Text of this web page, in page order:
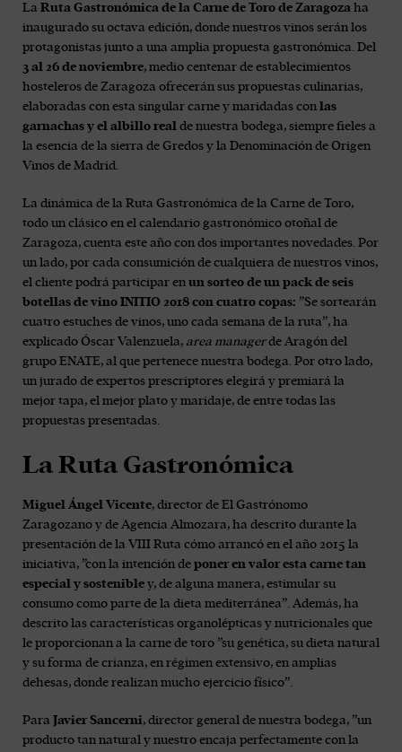
La Ruta Gastronómica de la Carne de Toro de Zaragoza ha
inaugurado su octava edición, donde nuestros vinos serán los
protagonistas junto a una amplia propuesta gastronómica. Del
3 al 26 de noviembre, medio centenar de establecimientos
hosteleros de Zaragoza ofrecerán sus propuestas culinarias,
elaboradas con esta singular carne y maridadas con las
garnachas y el albillo real de nuestra bodega, siempre fieles a
la esencia de la sierra de Gredos y la Denominación de Origen
Vinos de Madrid.
La dinámica de la Ruta Gastronómica de la Carne de Toro,
todo un clásico en el calendario gastronómico otoñal de
Zaragoza, cuenta este año con dos importantes novedades. Por
un lado, por cada consumición de cualquiera de nuestros vinos,
el cliente podrá participar en un sorteo de un pack de seis
botellas de vino INITIO 2018 con cuatro copas: ”Se sortearán
cuatro estuches de vinos, uno cada semana de la ruta”, ha
explicado Óscar Valenzuela, area managerde Aragón del
grupo ENATE, al que pertenece nuestra bodega. Por otro lado,
un jurado de expertos prescriptores elegirá y premiará la
mejor tapa, el mejor plato y maridaje, de entre todas las
propuestas presentadas.
La Ruta Gastronómica
Miguel Ángel Vicente, director de El Gastrónomo
Zaragozano y de Agencia Almozara, ha descrito durante la
presentación de la VIII Ruta cómo arrancó en el año 2015 la
iniciativa, ”con la intención de poner en valor esta carne tan
especial y sostenible y, de alguna manera, estimular su
consumo como parte de la dieta mediterránea”. Además, ha
descrito las características organolépticas y nutricionales que
le proporcionan a la carne de toro ”su genética, su dieta natural
y su forma de crianza, en régimen extensivo, en amplias
dehesas, donde realizan mucho ejercicio físico”.
Para Javier Sancerni, director general de nuestra bodega, ”un
producto tan natural y nuestro encaja perfectamente con la